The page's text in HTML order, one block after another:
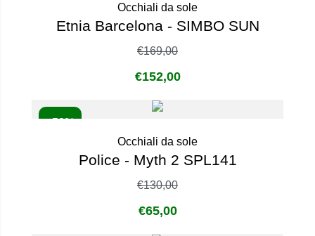
Occhiali da sole
Etnia Barcelona - SIMBO SUN
€169,00
€152,00
- 50%
Occhiali da sole
Police - Myth 2 SPL141
€130,00
€65,00